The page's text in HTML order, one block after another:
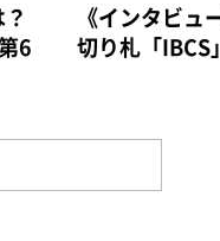
6
《インタビュ
切り札「IBCS